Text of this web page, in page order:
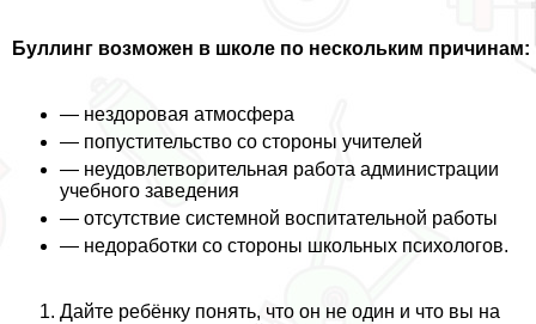
Буллинг возможен в школе по нескольким причинам:
— нездоровая атмосфера
— попустительство со стороны учителей
— неудовлетворительная работа администрации
учебного заведения
— отсутствие системной воспитательной работы
— недоработки со стороны школьных психологов.
Дайте ребёнку понять, что он не один и что вы на